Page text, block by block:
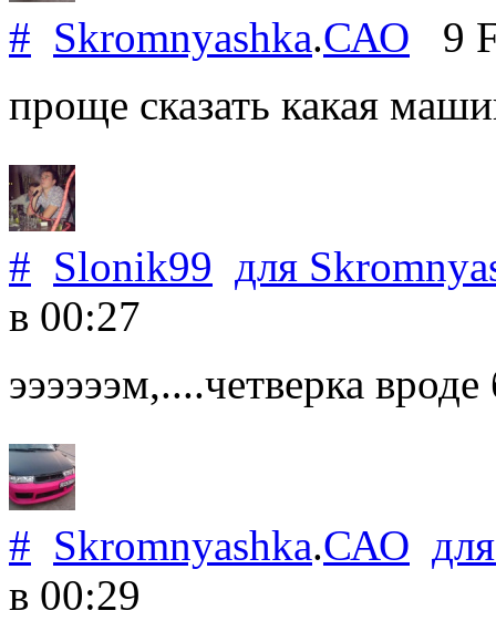
# Skromnyashka.САО 9
проще сказать какая
# Slonik99 для
в 00:27
ээээээм,....четверка
# Skromnyashka.САО
в 00:29